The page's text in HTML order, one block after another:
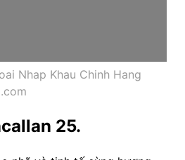
Nhap Khau Chinh Hang
25.